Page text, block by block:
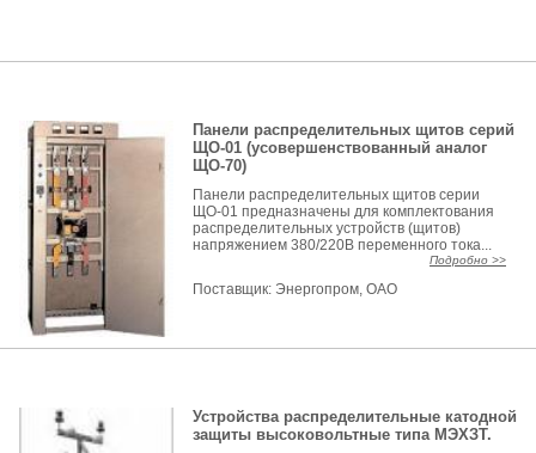
Панели распределительных щитов серий
ЩО-01 (усовершенствованный аналог
ЩО-70)
Панели распределительных щитов серии
ЩО-01 предназначены для комплектования
распределительных устройств (щитов)
напряжением 380/220В переменного тока...
Подробно >>
Поставщик: Энергопром, ОАО
Устройства распределительные катодной
защиты высоковольтные типа МЭХЗТ.